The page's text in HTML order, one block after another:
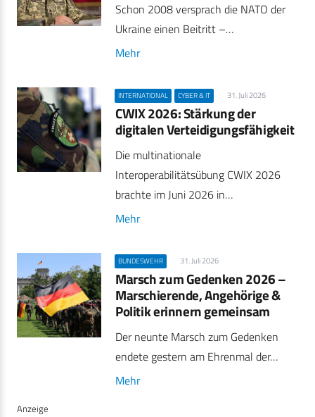
Schon 2008 versprach die NATO der
Ukraine einen Beitritt –…
Mehr
INTERNATIONAL CYBER & IT 31. Juli 2026
CWIX 2026: Stärkung der
digitalen Verteidigungsfähigkeit
Die multinationale
Interoperabilitätsübung CWIX 2026
brachte im Juni 2026 in…
Mehr
BUNDESWEHR 31. Juli 2026
Marsch zum Gedenken 2026 –
Marschierende, Angehörige &
Politik erinnern gemeinsam
Der neunte Marsch zum Gedenken
endete gestern am Ehrenmal der…
Mehr
Anzeige